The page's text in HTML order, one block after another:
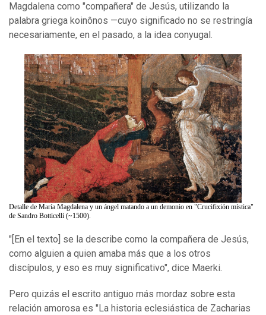
Magdalena como "compañera" de Jesús, utilizando la
palabra griega koinônos —cuyo significado no se restringía
necesariamente, en el pasado, a la idea conyugal.
Detalle de María Magdalena y un ángel matando a un demonio en "Crucifixión mística"
de Sandro Botticelli (~1500).
"[En el texto] se la describe como la compañera de Jesús,
como alguien a quien amaba más que a los otros
discípulos, y eso es muy significativo", dice Maerki.
Pero quizás el escrito antiguo más mordaz sobre esta
relación amorosa es "La historia eclesiástica de Zacharias